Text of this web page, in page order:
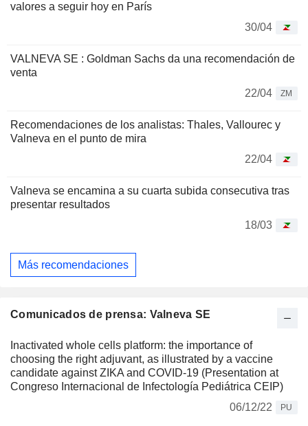
valores a seguir hoy en París
30/04
VALNEVA SE : Goldman Sachs da una recomendación de
venta
22/04
ZM
Recomendaciones de los analistas: Thales, Vallourec y
Valneva en el punto de mira
22/04
Valneva se encamina a su cuarta subida consecutiva tras
presentar resultados
18/03
Más recomendaciones
Comunicados de prensa: Valneva SE
Inactivated whole cells platform: the importance of
choosing the right adjuvant, as illustrated by a vaccine
candidate against ZIKA and COVID-19 (Presentation at
Congreso Internacional de Infectología Pediátrica CEIP)
06/12/22
PU